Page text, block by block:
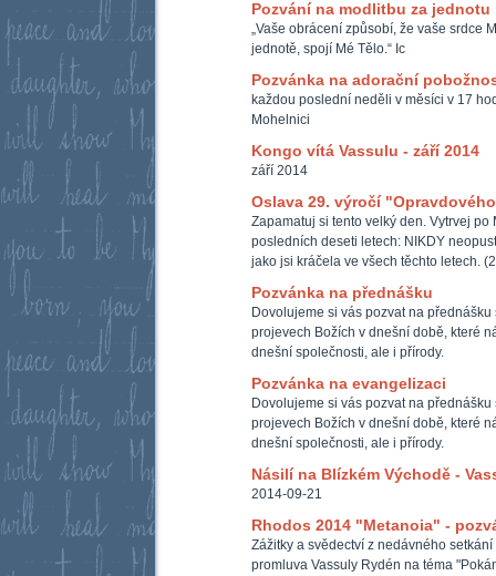
Pozvání na modlitbu za
„Vaše obrácení způsobí, že vaše srdce
jednotě, spojí Mé Tělo.“ Ic
Pozvánka na adorační
každou poslední neděli v měsíci v 17
Mohelnici
Kongo vítá Vassulu - září 2014
září 2014
Oslava 29. výročí
Zapamatuj si tento velký den. Vytrvej po
posledních deseti letech: NIKDY
jako jsi kráčela ve všech těchto letech.
Pozvánka na přednášku
Dovolujeme si vás pozvat na
projevech Božích v dnešní době, které
dnešní společnosti, ale i přírody.
Pozvánka na evangelizaci
Dovolujeme si vás pozvat na
projevech Božích v dnešní době, které
dnešní společnosti, ale i přírody.
Násilí na Blízkém Východě -
2014-09-21
Rhodos 2014 "Metanoia" -
Zážitky a svědectví z nedávného
promluva Vassuly Rydén na téma